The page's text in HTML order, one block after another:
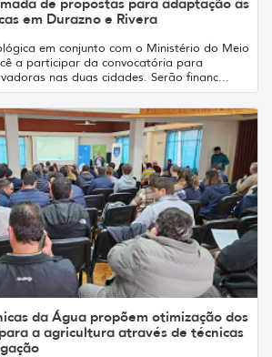
em Durazno e Rivera
em conjunto com o Ministério do Meio
a participar da convocatória para
nas duas cidades. Serão financ...
da Água propõem otimização dos
a agricultura através de técnicas